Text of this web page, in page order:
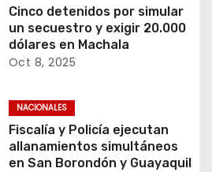
Cinco detenidos por simular
un secuestro y exigir 20.000
dólares en Machala
Oct 8, 2025
NACIONALES
Fiscalía y Policía ejecutan
allanamientos simultáneos
en San Borondón y Guayaquil